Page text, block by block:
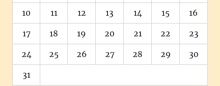
10 11 12 13 14 15 16
17 18 19 20 21 22 23
24 25 26 27 28 29 30
31